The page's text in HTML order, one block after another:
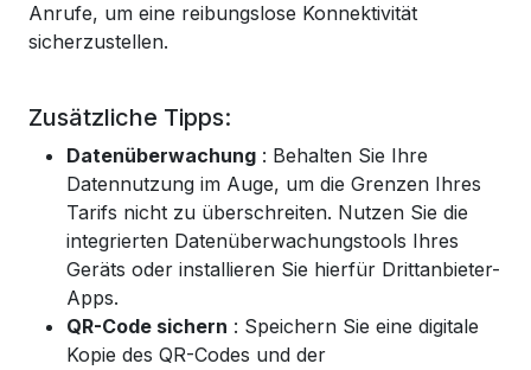
Anrufe, um eine reibungslose Konnektivität
sicherzustellen.
Zusätzliche Tipps:
Datenüberwachung : Behalten Sie Ihre
Datennutzung im Auge, um die Grenzen Ihres
Tarifs nicht zu überschreiten. Nutzen Sie die
integrierten Datenüberwachungstools Ihres
Geräts oder installieren Sie hierfür Drittanbieter-
Apps.
QR-Code sichern : Speichern Sie eine digitale
Kopie des QR-Codes und der